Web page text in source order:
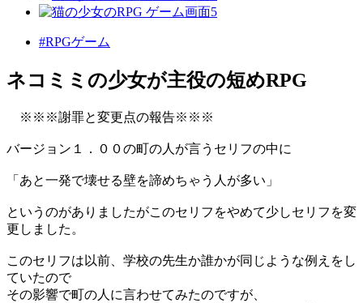
#RPGゲーム
ネコミミの少女が主役の短めRPG
※※※謝罪と変更点の報告※※※
バージョン１．００の町の人が言うセリフの中に
「あと一発で壊せる壁を諦めちゃう人が多い」
というのがありましたがこのセリフをやめて少しセリフを変
更しました。
このセリフは以前、学校の先生か誰かが同じような例えをし
ていたので
その影響で町の人に言わせてみたのですが、